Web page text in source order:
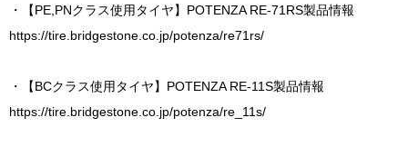
・【PE,PNクラス使用タイヤ】POTENZA RE-71RS製品情報
https://tire.bridgestone.co.jp/potenza/re71rs/
・【BCクラス使用タイヤ】POTENZA RE-11S製品情報
https://tire.bridgestone.co.jp/potenza/re_11s/